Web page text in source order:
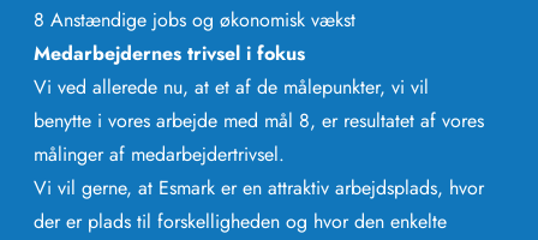
8 Anstændige jobs og økonomisk vækst
Medarbejdernes trivsel i fokus
Vi ved allerede nu, at et af de målepunkter, vi vil
benytte i vores arbejde med mål 8, er resultatet af vores
målinger af medarbejdertrivsel.
Vi vil gerne, at Esmark er en attraktiv arbejdsplads, hvor
der er plads til forskelligheden og hvor den enkelte